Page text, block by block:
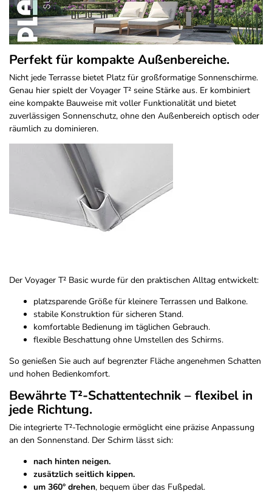
Perfekt für kompakte Außenbereiche.
Nicht jede Terrasse bietet Platz für großformatige Sonnenschirme.
Genau hier spielt der Voyager T² seine Stärke aus. Er kombiniert
eine kompakte Bauweise mit voller Funktionalität und bietet
zuverlässigen Sonnenschutz, ohne den Außenbereich optisch oder
räumlich zu dominieren.
Der Voyager T² Basic wurde für den praktischen Alltag entwickelt:
platzsparende Größe für kleinere Terrassen und Balkone.
stabile Konstruktion für sicheren Stand.
komfortable Bedienung im täglichen Gebrauch.
flexible Beschattung ohne Umstellen des Schirms.
So genießen Sie auch auf begrenzter Fläche angenehmen Schatten
und hohen Bedienkomfort.
Bewährte T²-Schattentechnik – flexibel in
jede Richtung.
Die integrierte T²-Technologie ermöglicht eine präzise Anpassung
an den Sonnenstand. Der Schirm lässt sich:
nach hinten neigen.
zusätzlich seitlich kippen.
um 360° drehen, bequem über das Fußpedal.